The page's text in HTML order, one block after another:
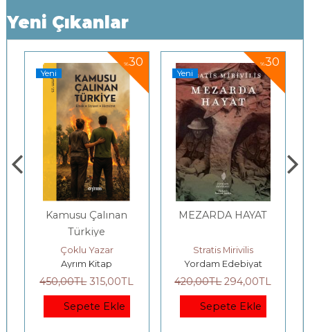
Yeni Çıkanlar
Al Hammond, Robert Kates, Rob Swart
%30
Yeni
Kamusu Çalınan
Türkiye
Çoklu Yazar
Ayrım Kitap
450,00TL 315,00TL
Sepete Ekle
%30
Yeni
MEZARDA HAYAT
Stratis Mirivilis
Yordam Edebiyat
420,00TL 294,00TL
Sepete Ekle